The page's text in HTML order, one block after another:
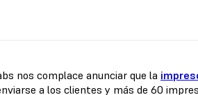
nos complace anunciar que la
a los clientes y más de 60